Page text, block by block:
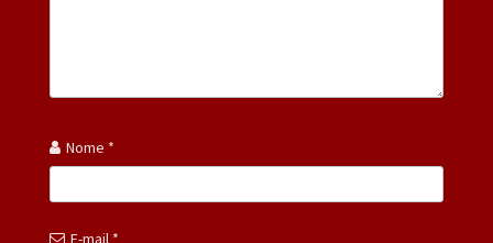
Nome *
E-mail *